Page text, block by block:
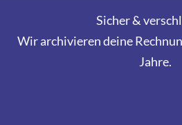
Sicher &
Wir archivieren deine
Jahre.